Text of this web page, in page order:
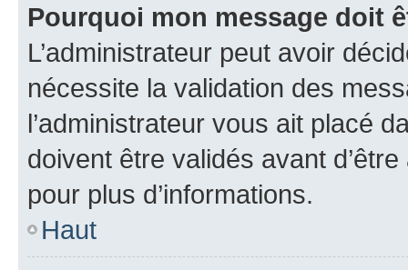
Pourquoi mon message doit
L’administrateur peut avoir
nécessite la validation des
l’administrateur vous ait placé
doivent être validés avant
pour plus d’informations.
Haut